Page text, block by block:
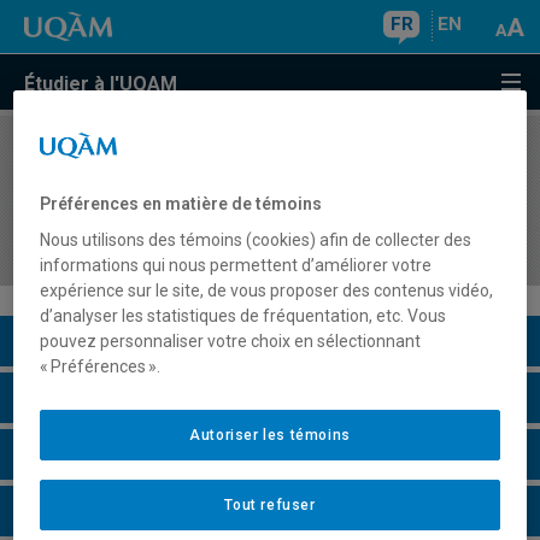
FR EN
Étudier à l'UQAM
COURS//
au primaire : structures multiplicatives et
numération
Description du cours
Horaire - Automne 2026
Préférences en matière de témoins
Nous utilisons des témoins (cookies) afin de collecter des
informations qui nous permettent d’améliorer votre
expérience sur le site, de vous proposer des contenus vidéo,
d’analyser les statistiques de fréquentation, etc. Vous
pouvez personnaliser votre choix en sélectionnant
« Préférences ».
Tout refuser
Autoriser les témoins